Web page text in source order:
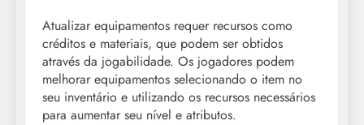
Atualizar equipamentos requer recursos como
créditos e materiais, que podem ser obtidos
através da jogabilidade. Os jogadores podem
melhorar equipamentos selecionando o item no
seu inventário e utilizando os recursos necessários
para aumentar seu nível e atributos.